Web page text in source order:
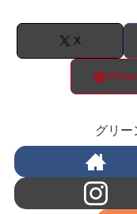
X
グリー